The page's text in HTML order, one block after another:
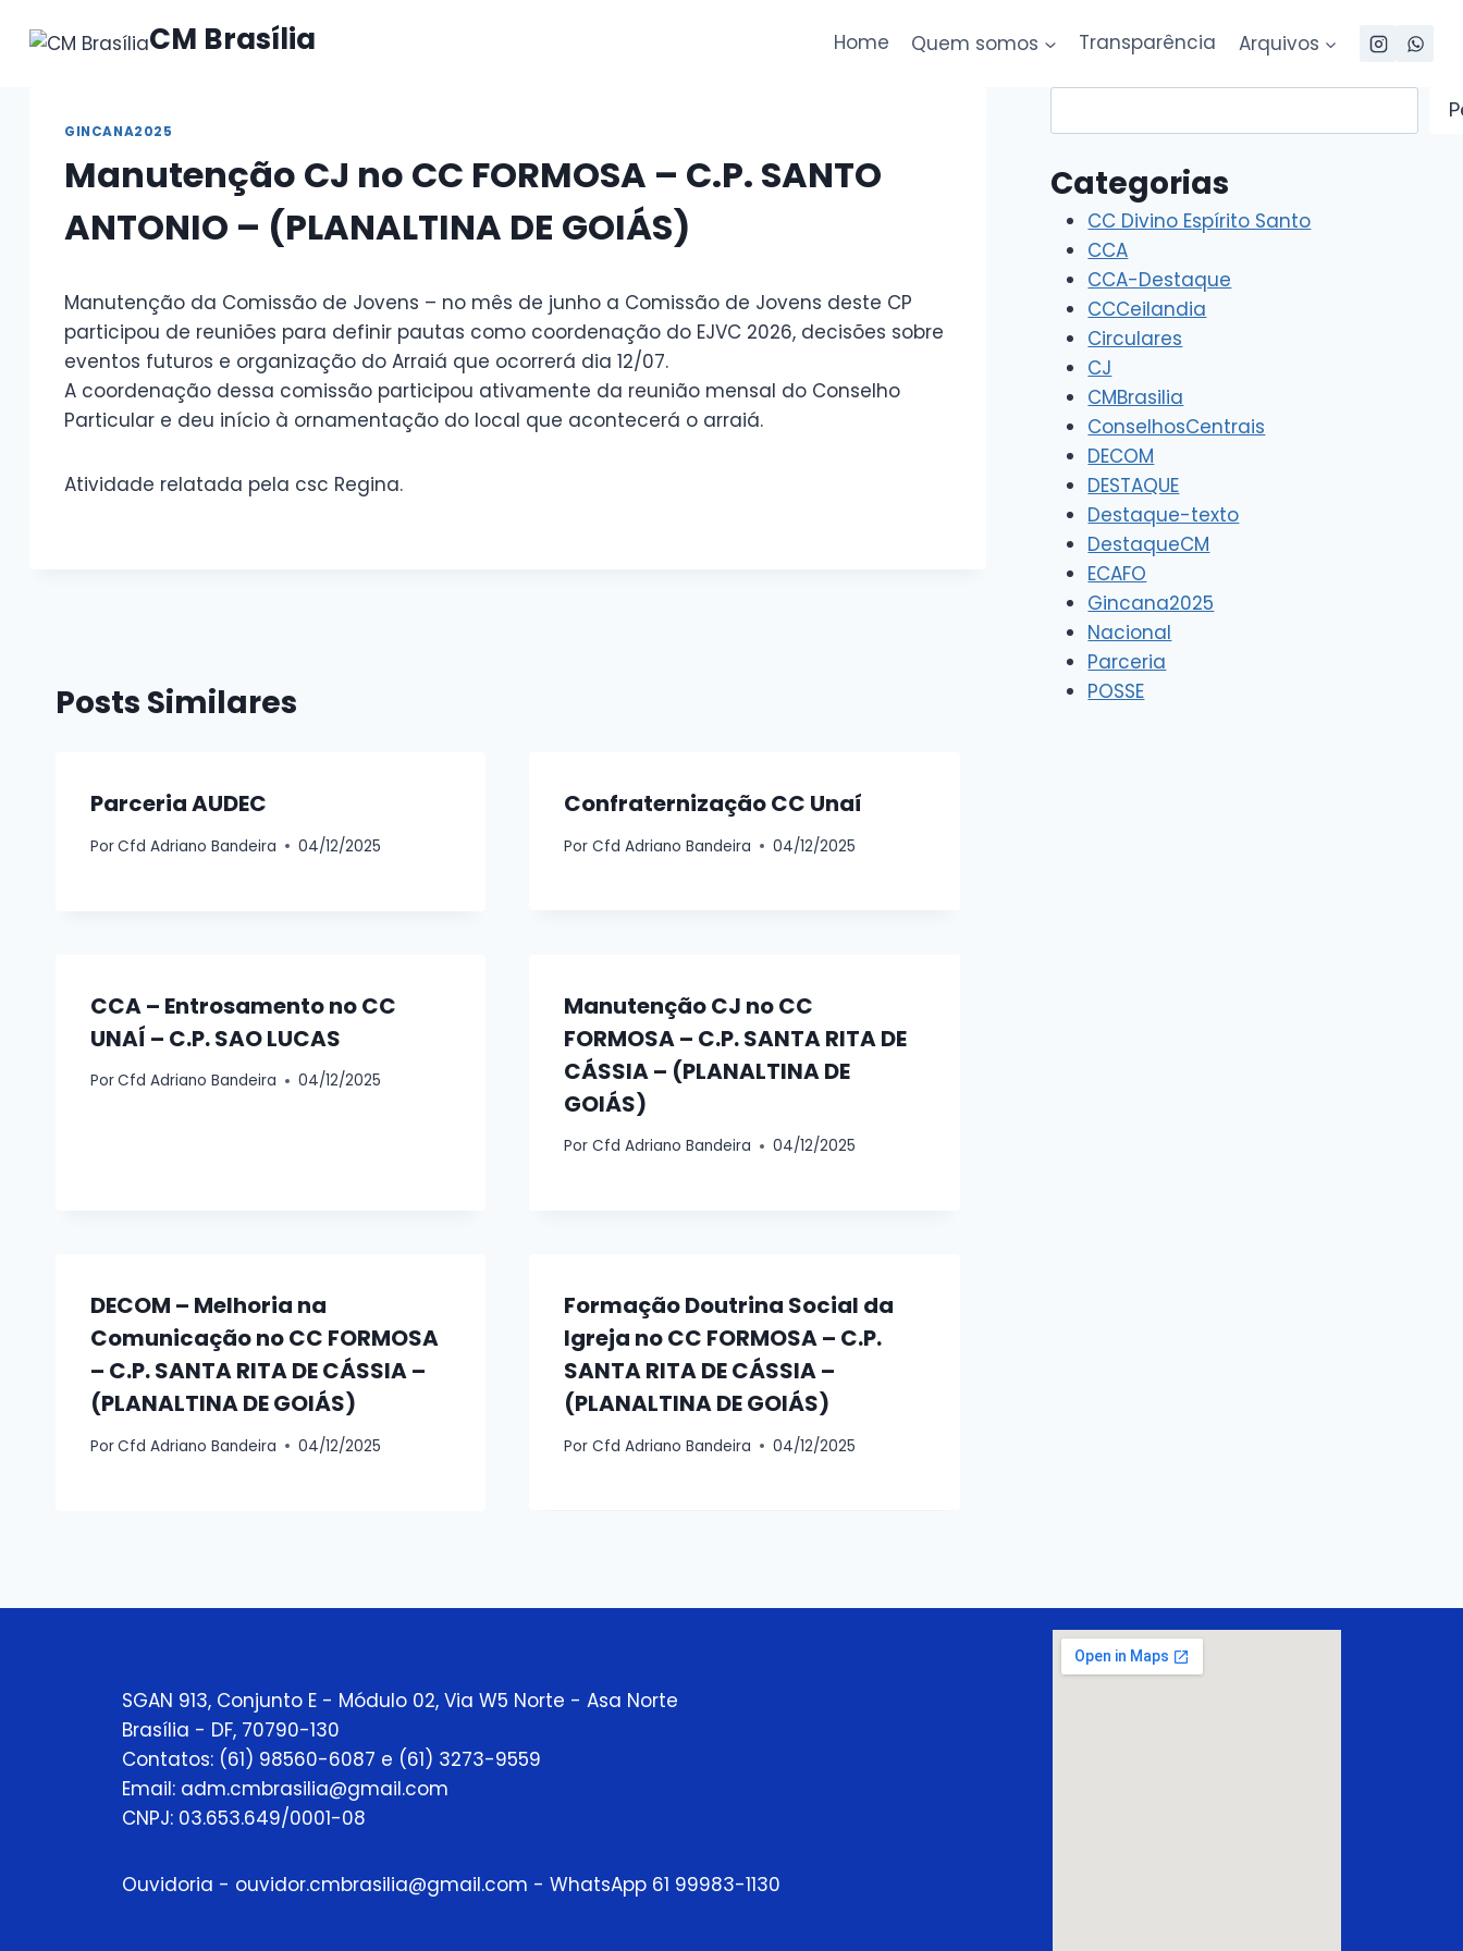
para
CM Brasília Home Quem somos Transparência Arquivos
GINCANA2025
Manutenção CJ no CC FORMOSA – C.P. SANTO
ANTONIO – (PLANALTINA DE GOIÁS)
Manutenção da Comissão de Jovens – no mês de junho a Comissão de Jovens deste CP
participou de reuniões para definir pautas como coordenação do EJVC 2026, decisões sobre
eventos futuros e organização do Arraiá que ocorrerá dia 12/07.
A coordenação dessa comissão participou ativamente da reunião mensal do Conselho
Particular e deu início à ornamentação do local que acontecerá o arraiá.
Atividade relatada pela csc Regina.
Posts Similares
Parceria AUDEC
PorCfd Adriano Bandeira 04/12/2025
Confraternização CC Unaí
Por Cfd Adriano Bandeira 04/12/2025
CCA – Entrosamento no CC
UNAÍ – C.P. SAO LUCAS
PorCfd Adriano Bandeira 04/12/2025
Manutenção CJ no CC
FORMOSA – C.P. SANTA RITA DE
CÁSSIA – (PLANALTINA DE
GOIÁS)
Por Cfd Adriano Bandeira 04/12/2025
DECOM – Melhoria na
Comunicação no CC FORMOSA
– C.P. SANTA RITA DE CÁSSIA –
(PLANALTINA DE GOIÁS)
PorCfd Adriano Bandeira 04/12/2025
Formação Doutrina Social da
Igreja no CC FORMOSA – C.P.
SANTA RITA DE CÁSSIA –
(PLANALTINA DE GOIÁS)
Por Cfd Adriano Bandeira 04/12/2025
Categorias
CC Divino Espírito Santo
CCA
CCA-Destaque
CCCeilandia
Circulares
CJ
CMBrasilia
ConselhosCentrais
DECOM
DESTAQUE
Destaque-texto
DestaqueCM
ECAFO
Gincana2025
Nacional
Parceria
POSSE
SGAN 913, Conjunto E - Módulo 02, Via W5 Norte - Asa Norte
Brasília - DF, 70790-130
Contatos: (61) 98560-6087 e (61) 3273-9559
Email: adm.cmbrasilia@gmail.com
CNPJ: 03.653.649/0001-08
Ouvidoria - ouvidor.cmbrasilia@gmail.com - WhatsApp 61 99983-1130